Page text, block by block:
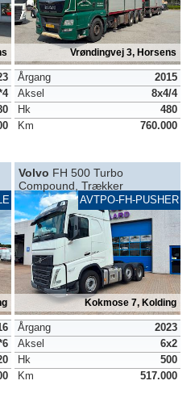
Vrøndingvej 3, Horsens
Årgang
2015
Aksel
8x4/4
Hk
480
Km
760.000
Volvo FH 500 Turbo
Compound, Trækker
AVTPO-FH-PUSHER
Kokmose 7, Kolding
Årgang
2023
Aksel
6x2
Hk
500
Km
517.000